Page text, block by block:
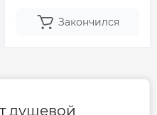
Закончился
душевой